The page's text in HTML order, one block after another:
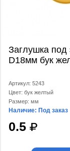
Заглушка под
D18мм бук
Артикул: 5243
Цвет: бук желтый
Размер: мм
Наличие: Под заказ
0.5